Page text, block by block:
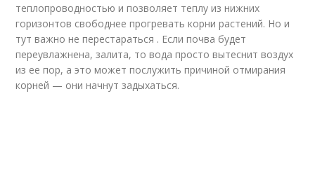
теплопроводностью и позволяет теплу из нижних
горизонтов свободнее прогревать корни растений. Но и
тут важно не перестараться . Если почва будет
переувлажнена, залита, то вода просто вытеснит воздух
из ее пор, а это может послужить причиной отмирания
корней — они начнут задыхаться.